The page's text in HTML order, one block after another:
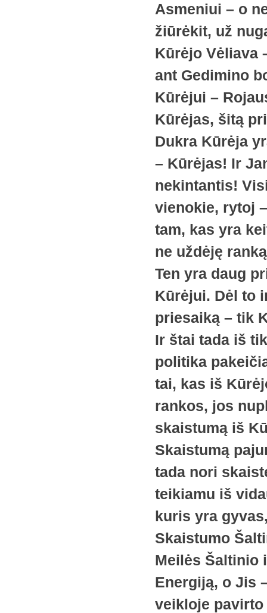
Asmeniui – o
žiūrėkit, už
Kūrėjo Vėliava
ant Gedimino
Kūrėjui –
Kūrėjas, šitą
Dukra Kūrėja
– Kūrėjas! Ir
nekintantis!
vienokie, rytoj
tam, kas yra
ne uždėję
Ten yra daug
Kūrėjui. Dėl to
priesaiką – tik
Ir štai tada iš
politika
tai, kas iš
rankos, jos
skaistumą iš
Skaistumą
tada nori
teikiamu iš
kuris yra
Skaistumo
Meilės Šaltinio
Energiją, o Jis
veikloje